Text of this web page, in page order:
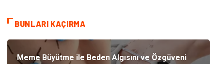
BUNLARI KAÇIRMA
Meme Büyütme ile Beden Algısını ve Özgüveni